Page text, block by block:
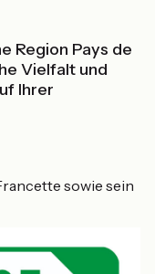
Region Pays de
Vielfalt und
Ihrer
sowie sein